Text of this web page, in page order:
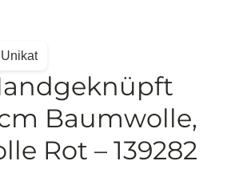
Unikat
Baumwolle,
Rot – 139282